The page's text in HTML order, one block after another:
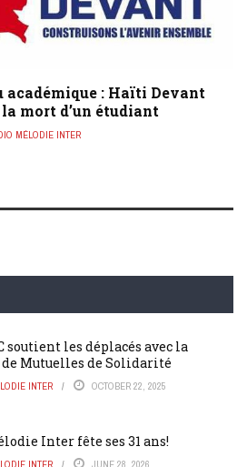
: Haïti Devant
mort d’un étudiant
MÉLODIE INTER
soutient les déplacés avec la
Mutuelles de Solidarité
INTER OCTOBER 22, 2025
Inter fête ses 31 ans!
INTER JUNE 28, 2026